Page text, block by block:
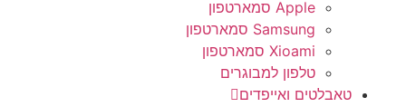
Apple סמארטפון
Samsung סמארטפון
Xioami סמארטפון
טלפון למבוגרים
טאבלטים ואייפדים